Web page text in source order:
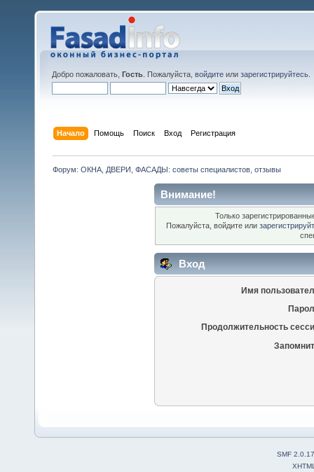
Добро пожаловать, Гость . Пожалуйста, войдите или зарегистрируйтесь
Начало Помощь Поиск Вход Регистрация
Форум: ОКНА, ДВЕРИ, ФАСАДЫ: советы специалистов, отзывы
Внимание!
Только
Пожалуйста, войдите или
Вход
Имя
Продолжительность
SMF 2.0.17